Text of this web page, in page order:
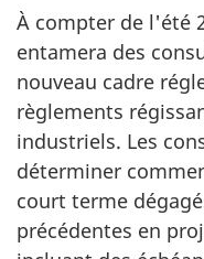
À compter de l'été
entamera des
nouveau cadre
règlements
industriels. Les
déterminer
court terme
précédentes en